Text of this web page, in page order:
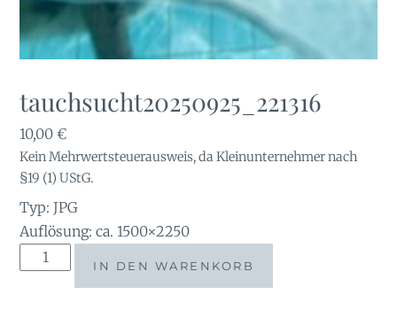
tauchsucht20250925_221316
10,00€
Kein Mehrwertsteuerausweis, da Kleinunternehmer nach
§19 (1) UStG.
Typ: JPG
Auflösung: ca. 1500×2250
tauchsucht20250925_221316
IN DEN WARENKORB